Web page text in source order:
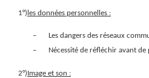
1°) les données personnelles :
–
Les dangers des réseaux
–
Nécessité de réfléchir avant de
2°)Image et son :